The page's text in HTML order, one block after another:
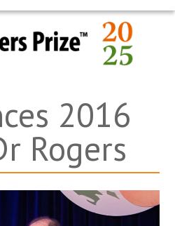
2016
Rogers